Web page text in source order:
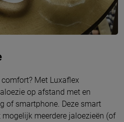
Met Luxaflex
op afstand met en
of smartphone. Deze smart
meerdere jaloezieën (of